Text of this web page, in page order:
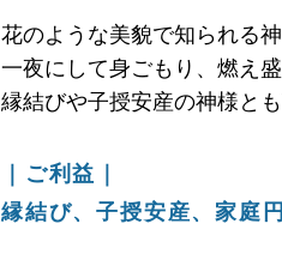
花のような美貌で知られる神
一夜にして身ごもり、燃え
縁結びや子授安産の神様と
｜ご利益｜
縁結び、子授安産、家庭